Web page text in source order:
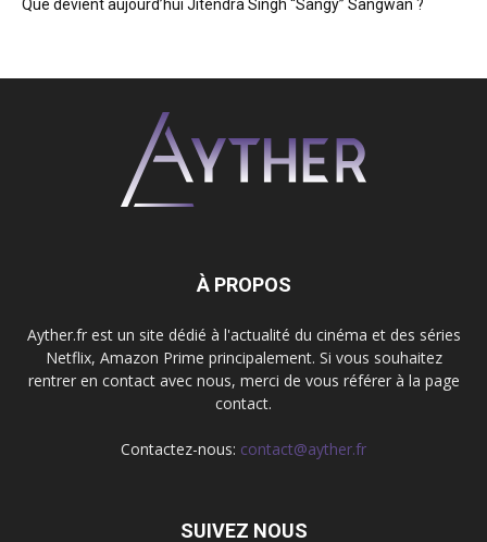
Que devient aujourd’hui Jitendra Singh “Sangy” Sangwan ?
À PROPOS
Ayther.fr est un site dédié à l'actualité du cinéma et des séries
Netflix, Amazon Prime principalement. Si vous souhaitez
rentrer en contact avec nous, merci de vous référer à la page
contact.
Contactez-nous: contact@ayther.fr
SUIVEZ NOUS